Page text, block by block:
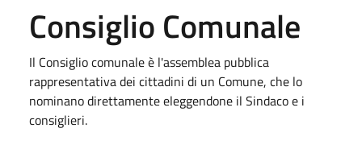
Consiglio Comunale
Il Consiglio comunale è l'assemblea pubblica
rappresentativa dei cittadini di un Comune, che lo
nominano direttamente eleggendone il Sindaco e i
consiglieri.